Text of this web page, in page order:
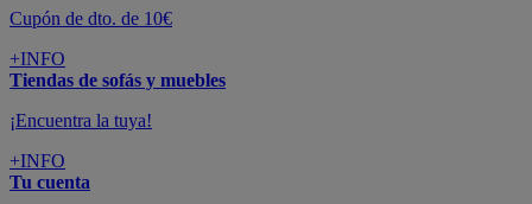
Cupón de dto. de 10€
+INFO
Tiendas de sofás y muebles
¡Encuentra la tuya!
+INFO
Tu cuenta